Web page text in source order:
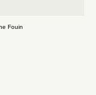
Fouin